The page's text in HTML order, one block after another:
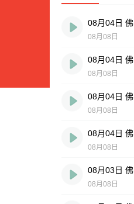
08月08日
08月08日
08月08日
08月08日
08月08日